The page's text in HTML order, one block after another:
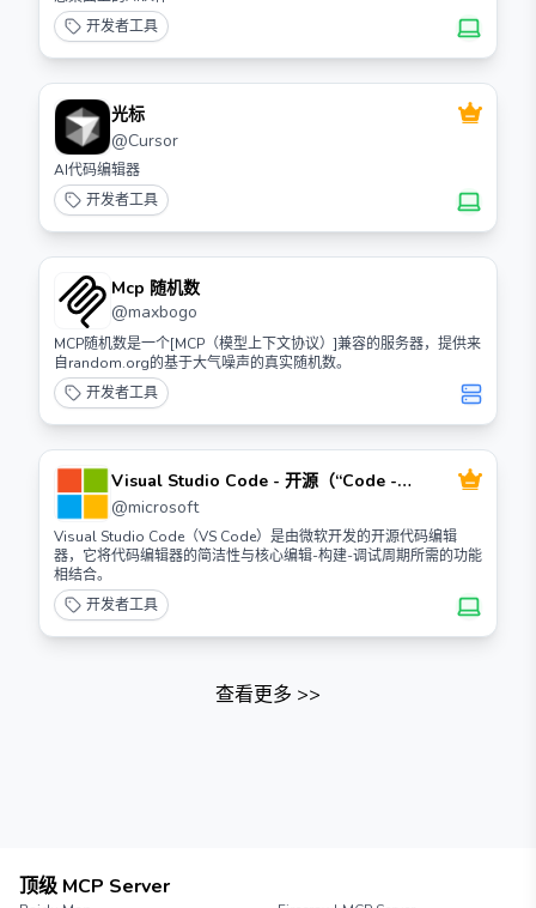
开发者工具
光标
@Cursor
AI代码编辑器
开发者工具
Mcp 随机数
@maxbogo
MCP随机数是一个[MCP（模型上下文协议）]兼容的服务器，提供来
自random.org的基于大气噪声的真实随机数。
开发者工具
Visual Studio Code - 开源（“Code -
OSS”）
@microsoft
Visual Studio Code（VS Code）是由微软开发的开源代码编辑
器，它将代码编辑器的简洁性与核心编辑-构建-调试周期所需的功能
相结合。
开发者工具
查看更多 >>
顶级 MCP Server